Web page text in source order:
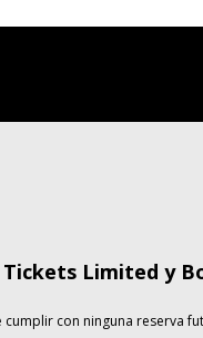
Limited y
con ninguna reserva